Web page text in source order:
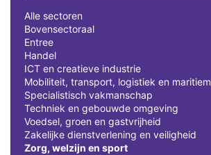
Alle sectoren
Bovensectoraal
Entree
Handel
ICT en creatieve industrie
Mobiliteit, transport, logistiek en maritiem
Specialistisch vakmanschap
Techniek en gebouwde omgeving
Voedsel, groen en gastvrijheid
Zakelijke dienstverlening en veiligheid
Zorg, welzijn en sport